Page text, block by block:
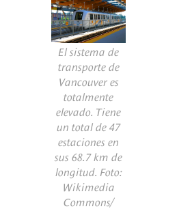
El sistema de
transporte de
Vancouver es
totalmente
elevado. Tiene
un total de 47
estaciones en
sus 68.7 km de
longitud. Foto:
Wikimedia
Commons/